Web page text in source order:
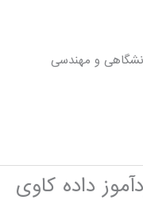
و مهندسی
داده کاوی